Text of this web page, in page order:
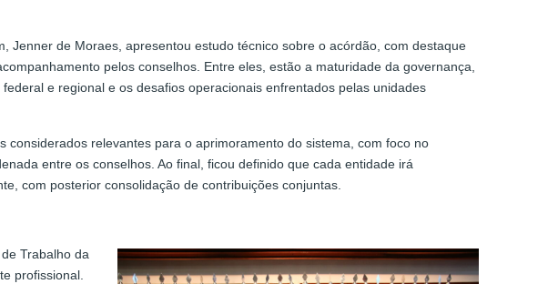
Jenner de Moraes, apresentou estudo técnico sobre o acórdão, com destaque
pelos conselhos. Entre eles, estão a maturidade da governança,
e regional e os desafios operacionais enfrentados pelas unidades
considerados relevantes para o aprimoramento do sistema, com foco no
entre os conselhos. Ao final, ficou definido que cada entidade irá
com posterior consolidação de contribuições conjuntas.
Trabalho da
profissional.